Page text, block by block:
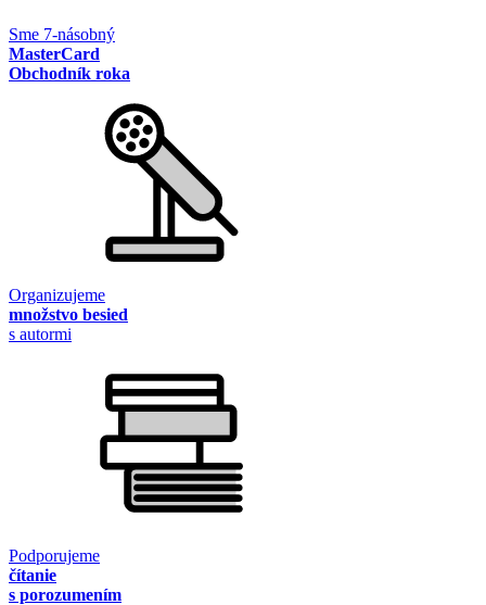
Sme 7-násobný
MasterCard
Obchodník roka
Organizujeme
množstvo besied
s autormi
Podporujeme
čítanie
s porozumením